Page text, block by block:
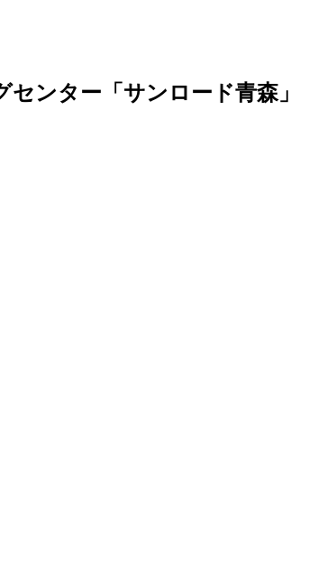
ンター「サンロード青森」